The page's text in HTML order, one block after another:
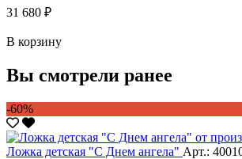
31 680 ₽
В корзину
Вы смотрели ранее
-60%
Ложка детская "С Днем ангела" Арт.: